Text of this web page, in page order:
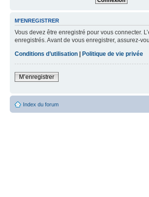
M’ENREGISTRER
Vous devez être enregistré pour vous connecter.
enregistrés. Avant de vous enregistrer, assurez-
Conditions d’utilisation | Politique de vie privée
M’enregistrer
Index du forum